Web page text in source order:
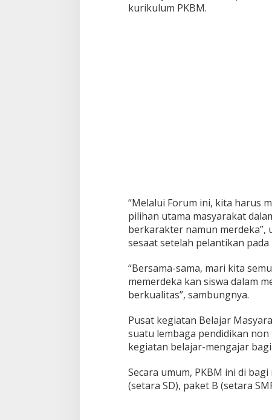
kurikulum PKBM.
“Melalui Forum ini, kita harus
pilihan utama masyarakat
berkarakter namun merdeka”,
sesaat setelah pelantikan pada
“Bersama-sama, mari kita
memerdeka kan siswa dalam
berkualitas”, sambungnya.
Pusat kegiatan Belajar
suatu lembaga pendidikan
kegiatan belajar-mengajar
Secara umum, PKBM ini di
(setara SD), paket B (setara